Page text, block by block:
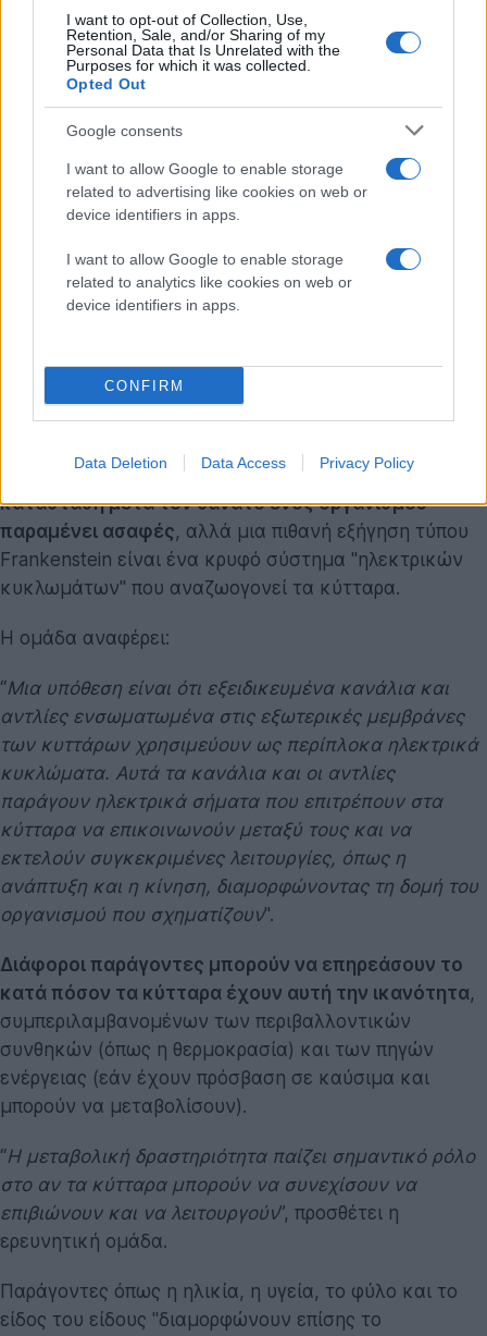
I want to opt-out of Collection, Use,
Retention, Sale, and/or Sharing of my
Personal Data that Is Unrelated with the
Purposes for which it was collected.
Opted Out
Google consents
I want to allow Google to enable storage
related to advertising like cookies on web or
device identifiers in apps.
I want to allow Google to enable storage
related to analytics like cookies on web or
device identifiers in apps.
CONFIRM
Data Deletion Data Access Privacy Policy
ανθρώπινα πνευμονικά κύτταρα μπορούν να
αυτοσυναρμολογηθούν σε μικροσκοπικούς
πολυκυτταρικούς οργανισμούς που μπορούν να
μετακινούνται - που ονομάστηκαν "ανθρωπορομπότ"
anthrobots).
Αυτά τα anthrobots όχι μόνο μπορούν να
περιηγηθούν στο περιβάλλον τους αλλά και να
τραυματισμένα νευρικά κύτταρα που βρίσκονται
κοντά τους.
κυτταρικών λειτουργιών που δεν υπάρχουν στη ζωή,
δείχνοντας την αλλαγή με τρόπους που δεν είναι
προκαθορισμένοι".
Το πώς ορισμένα κύτταρα λειτουργούν στην τρίτη
κατάσταση μετά τον θάνατο ενός οργανισμού
παραμένει ασαφές, αλλά μια πιθανή εξήγηση τύπου
Frankenstein είναι ένα κρυφό σύστημα "ηλεκτρικών
κυκλωμάτων" που αναζωογονεί τα κύτταρα.
Η ομάδα αναφέρει:
“Μια υπόθεση είναι ότι εξειδικευμένα κανάλια και
αντλίες ενσωματωμένα στις εξωτερικές μεμβράνες
των κυττάρων χρησιμεύουν ως περίπλοκα ηλεκτρικά
κυκλώματα. Αυτά τα κανάλια και οι αντλίες
παράγουν ηλεκτρικά σήματα που επιτρέπουν στα
κύτταρα να επικοινωνούν μεταξύ τους και να
εκτελούν συγκεκριμένες λειτουργίες, όπως η
ανάπτυξη και η κίνηση, διαμορφώνοντας τη δομή του
οργανισμού που σχηματίζουν".
Διάφοροι παράγοντες μπορούν να επηρεάσουν το
κατά πόσον τα κύτταρα έχουν αυτή την ικανότητα,
συμπεριλαμβανομένων των περιβαλλοντικών
συνθηκών (όπως η θερμοκρασία) και των πηγών
ενέργειας (εάν έχουν πρόσβαση σε καύσιμα και
μπορούν να μεταβολίσουν).
“Η μεταβολική δραστηριότητα παίζει σημαντικό ρόλο
στο αν τα κύτταρα μπορούν να συνεχίσουν να
επιβιώνουν και να λειτουργούν”, προσθέτει η
ερευνητική ομάδα.
Παράγοντες όπως η ηλικία, η υγεία, το φύλο και το
είδος του είδους "διαμορφώνουν επίσης το